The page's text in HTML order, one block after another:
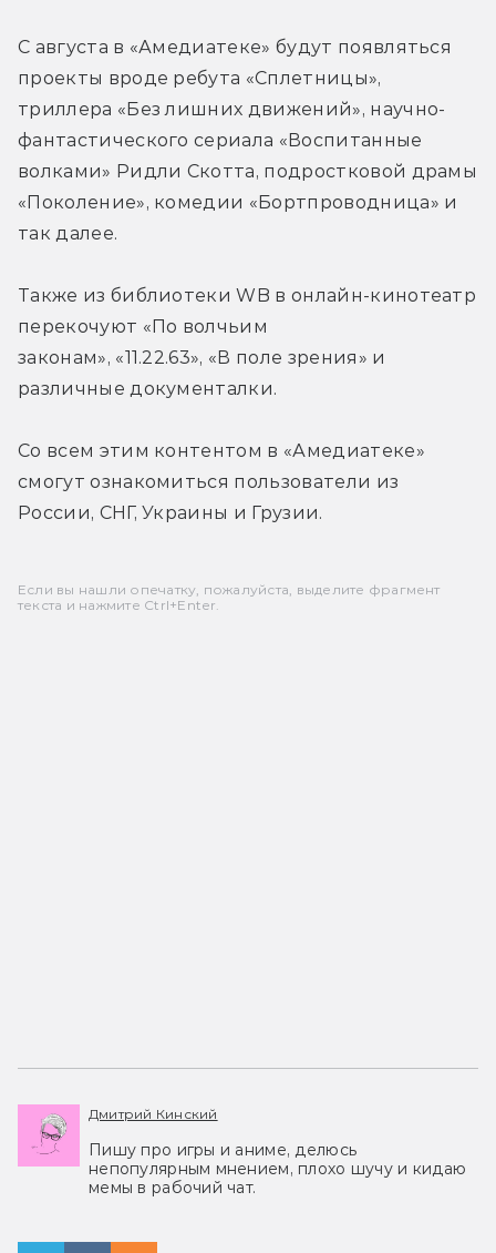
С августа в «Амедиатеке» будут появляться
проекты вроде ребута «Сплетницы»,
триллера «Без лишних движений», научно-
фантастического сериала «Воспитанные
волками» Ридли Скотта, подростковой драмы
«Поколение», комедии «Бортпроводница» и
так далее.
Также из библиотеки WB в онлайн-кинотеатр
перекочуют «По волчьим
законам», «11.22.63», «В поле зрения» и
различные документалки.
Со всем этим контентом в «Амедиатеке»
смогут ознакомиться пользователи из
России, СНГ, Украины и Грузии.
Если вы нашли опечатку, пожалуйста, выделите фрагмент
текста и нажмите Ctrl+Enter.
Дмитрий Кинский
Пишу про игры и аниме, делюсь
непопулярным мнением, плохо шучу и кидаю
мемы в рабочий чат.